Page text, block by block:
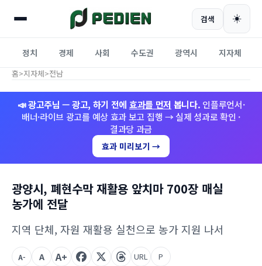
검색 ☀️
정치 경제 사회 수도권 광역시 지자체
홈>지자체>전남
📣 광고주님 — 광고, 하기 전에 효과를 먼저 봅니다. 인플루언서·
배너·라이브 광고를 예상 효과 보고 집행 → 실제 성과로 확인 ·
결과당 과금
효과 미리보기 →
광양시, 폐현수막 재활용 앞치마 700장 매실
농가에 전달
지역 단체, 자원 재활용 실천으로 농가 지원 나서
A- A A+ URL P